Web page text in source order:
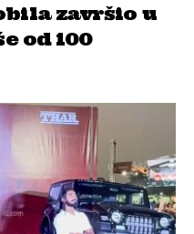
završio u
od 100